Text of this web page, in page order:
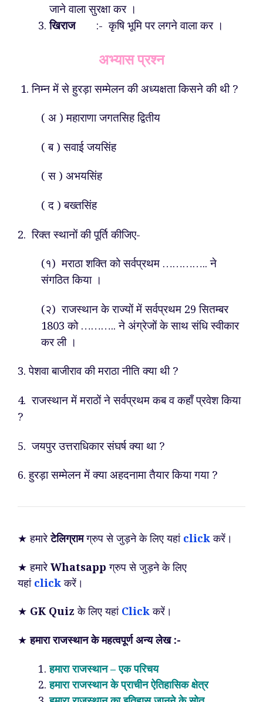
जाने वाला सुरक्षा कर ।
खिराज:- कृषि भूमि पर लगने वाला कर ।
अभ्यास प्रश्न
1. निम्न में से हुरड़ा सम्मेलन की अध्यक्षता किसने की थी ?
( अ ) महाराणा जगतसिह द्वितीय
( ब ) सवाई जयसिंह
( स ) अभयसिंह
( द ) बख्तसिंह
2. रिक्त स्थानों की पूर्ति कीजिए-
(१) मराठा शक्ति को सर्वप्रथम ………….. ने
संगठित किया ।
(२) राजस्थान के राज्यों में सर्वप्रथम 29 सितम्बर
1803 को ……….. ने अंग्रेजों के साथ संधि स्वीकार
कर ली ।
3. पेशवा बाजीराव की मराठा नीति क्या थी ?
4. राजस्थान में मराठों ने सर्वप्रथम कब व कहाँ प्रवेश किया
?
5. जयपुर उत्तराधिकार संघर्ष क्या था ?
6. हुरड़ा सम्मेलन में क्या अहदनामा तैयार किया गया ?
★ हमारेटेलिग्रामग्रुप से जुड़ने के लिए यहां clickकरें।
★ हमारे Whatsapp ग्रुप से जुड़ने के लिए
यहां clickकरें।
★ GK Quiz के लिए यहां Clickकरें।
★हमारा राजस्थान के महत्वपूर्ण अन्य लेख :-
हमारा राजस्थान – एक परिचय
हमारा राजस्थान के प्राचीन ऐतिहासिक क्षेत्र